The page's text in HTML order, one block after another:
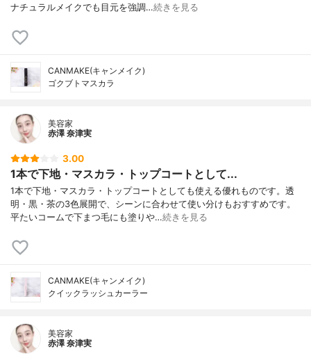
ナチュラルメイクでも目元を強調…続きを見る
CANMAKE(キャンメイク)
ゴクブトマスカラ
美容家
赤澤 奈津実
3.00
1本で下地・マスカラ・トップコートとして...
1本で下地・マスカラ・トップコートとしても使える優れものです。透
明・黒・茶の3色展開で、シーンに合わせて使い分けもおすすめです。
平たいコームで下まつ毛にも塗りや…続きを見る
CANMAKE(キャンメイク)
クイックラッシュカーラー
美容家
赤澤 奈津実